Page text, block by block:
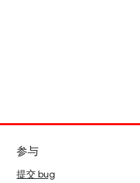
参与
提交 bug